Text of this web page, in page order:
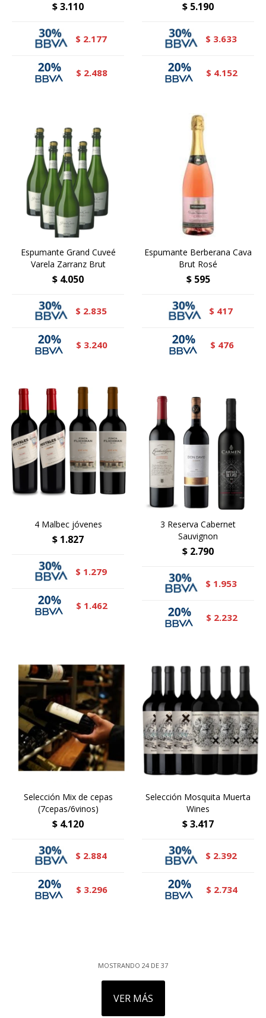
$3.110
$ 2.177
$ 2.488
$ 5.190
$ 3.633
$ 4.152
Espumante Grand Cuveé
Varela Zarranz Brut
$ 4.050
$ 2.835
$ 3.240
Espumante Berberana Cava
Brut Rosé
$ 595
$ 417
$ 476
4 Malbec jóvenes
$ 1.827
$ 1.279
$ 1.462
3 Reserva Cabernet
Sauvignon
$ 2.790
$ 1.953
$ 2.232
Selección Mix de cepas
(7cepas/6vinos)
$ 4.120
$ 2.884
$ 3.296
Selección Mosquita Muerta
Wines
$3.417
$ 2.392
$ 2.734
MOSTRANDO 24 DE 37
VER MÁS